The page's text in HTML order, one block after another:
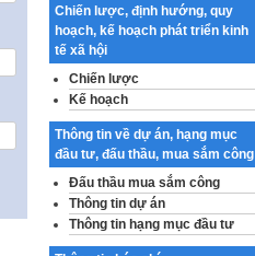
dụng khoa học, công nghệ, đổi
mới sáng tạo và chuyển…
Quy định chi tiết và hướng dẫn
thi hành một số điều của Luật Lý
lịch tư…
Sửa đổi, bổ sung một số nội
dung tại Nghị quyết số 30/NQ-
CP ngày 24 tháng 02…
Ban hành Chương trình hành
động của Chính phủ thực hiện
Nghị quyết số 02-NQ/TW ngày
Chiến lược, định hướng, quy
hoạch, kế hoạch phát triển kinh
tế xã hội
Chiến lược
Kế hoạch
Thông tin về dự án, hạng mục
đầu tư, đấu thầu, mua sắm công
Đấu thầu mua sắm công
Thông tin dự án
Thông tin hạng mục đầu tư